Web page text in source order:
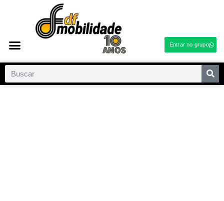
Entrar no grupo